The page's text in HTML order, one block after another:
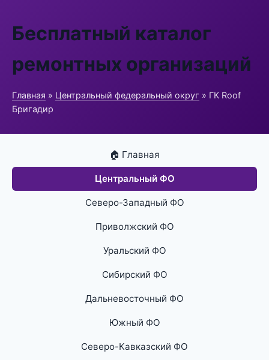
Бесплатный каталог
ремонтных организаций
Главная » Центральный федеральный округ » ГК Roof
Бригадир
🏠 Главная
Центральный ФО
Северо-Западный ФО
Приволжский ФО
Уральский ФО
Сибирский ФО
Дальневосточный ФО
Южный ФО
Северо-Кавказский ФО